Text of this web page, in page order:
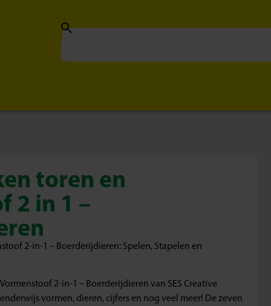
toren en
2 in 1 –
2-in-1 – Boerderijdieren: Spelen, Stapelen en
2-in-1 – Boerderijdieren van SES Creative
vormen, dieren, cijfers en nog veel meer! De zeven